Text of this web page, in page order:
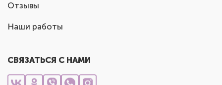
Отзывы
Наши работы
СВЯЗАТЬСЯ С НАМИ